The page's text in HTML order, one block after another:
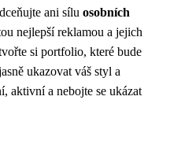
ani sílu osobních
nejlepší reklamou a jejich
si portfolio, které bude
ukazovat váš styl a
aktivní a nebojte se ukázat